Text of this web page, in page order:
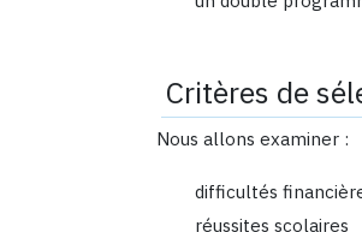
Critères de
Nous allons examiner :
difficultés
réussites scolaires